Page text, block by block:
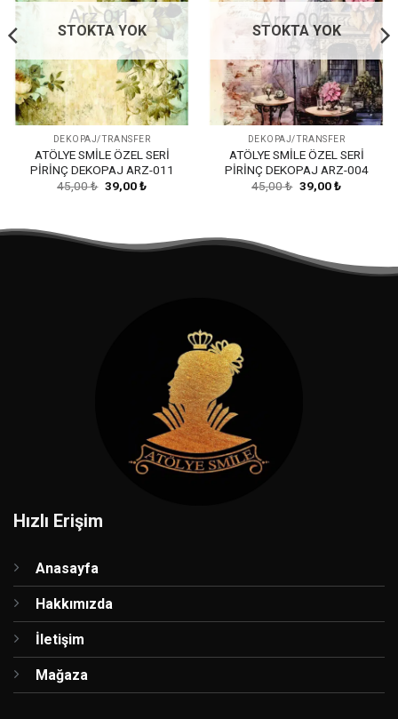
STOKTA YOK
DEKOPAJ/TRANSFER
ATÖLYE SMİLE ÖZEL SERİ
PİRİNÇ DEKOPAJ ARZ-011
45,00₺ Orijinal
fiyat:
39,00₺Şu
STOKTA YOK
DEKOPAJ/TRANSFER
ATÖLYE SMİLE ÖZEL SERİ
PİRİNÇ DEKOPAJ ARZ-004
45,00₺ Orijinal
fiyat:
39,00₺Şu
Hızlı Erişim
Anasayfa
Hakkımızda
İletişim
Mağaza